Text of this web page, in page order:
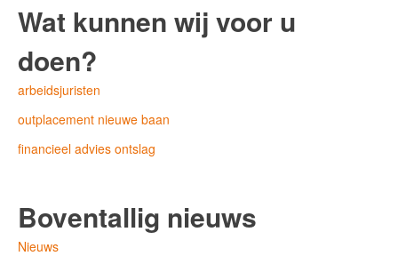
Wat kunnen wij voor u
doen?
arbeidsjuristen
outplacement nieuwe baan
financieel advies ontslag
Boventallig nieuws
Nieuws